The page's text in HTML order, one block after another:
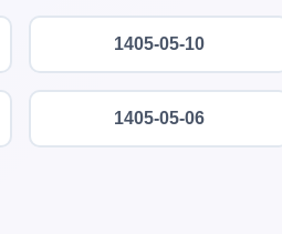
1405-05-10
1405-05-06